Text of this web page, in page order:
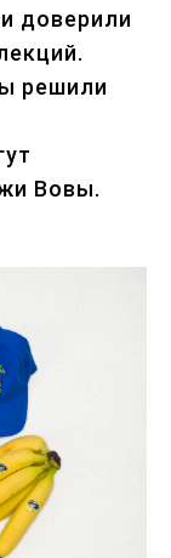
доверили
решили
Вовы.